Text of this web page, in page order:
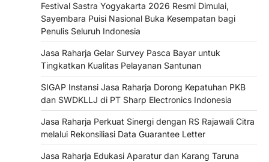
Festival Sastra Yogyakarta 2026 Resmi Dimulai,
Sayembara Puisi Nasional Buka Kesempatan bagi
Penulis Seluruh Indonesia
Jasa Raharja Gelar Survey Pasca Bayar untuk
Tingkatkan Kualitas Pelayanan Santunan
SIGAP Instansi Jasa Raharja Dorong Kepatuhan PKB
dan SWDKLLJ di PT Sharp Electronics Indonesia
Jasa Raharja Perkuat Sinergi dengan RS Rajawali Citra
melalui Rekonsiliasi Data Guarantee Letter
Jasa Raharja Edukasi Aparatur dan Karang Taruna